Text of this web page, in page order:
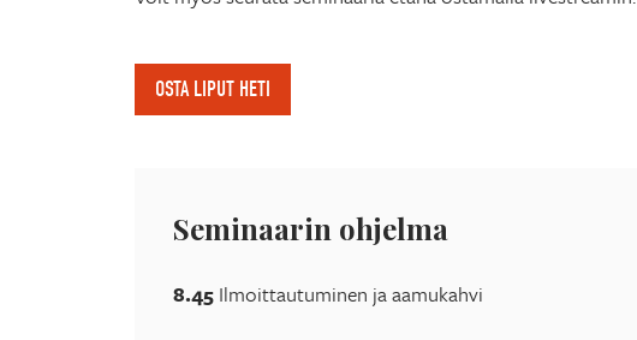
OSTA LIPUT HETI
Seminaarin ohjelma
8.45 Ilmoittautuminen ja aamukahvi